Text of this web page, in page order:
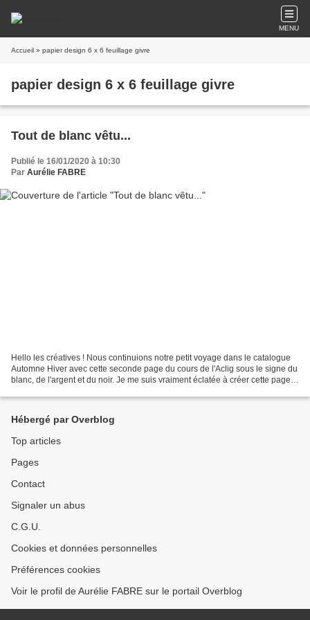
MENU
Accueil » papier design 6 x 6 feuillage givre
papier design 6 x 6 feuillage givre
Tout de blanc vêtu...
Publié le 16/01/2020 à 10:30
Par Aurélie FABRE
Hello les créatives ! Nous continuions notre petit voyage dans le catalogue
Automne Hiver avec cette seconde page du cours de l'Aclig sous le signe du
blanc, de l'argent et du noir. Je me suis vraiment éclatée à créer cette page.
Hébergé par Overblog
Top articles
Pages
Contact
Signaler un abus
C.G.U.
Cookies et données personnelles
Préférences cookies
Voir le profil de Aurélie FABRE sur le portail Overblog